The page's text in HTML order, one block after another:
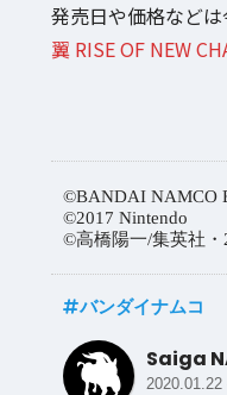
発売日や価格など
翼 RISE OF NEW
©BANDAI NAMCO
©2017 Nintendo
©高橋陽一/集英社
バンダイナムコ
Saiga
2020.01.22